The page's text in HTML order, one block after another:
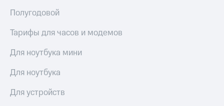
Пополнить
МТС
Настройки
автоплатежа
Пополнить
другого
Полугодовой
Тарифы для часов и модемов
Для ноутбука мини
Для ноутбука
Для устройств